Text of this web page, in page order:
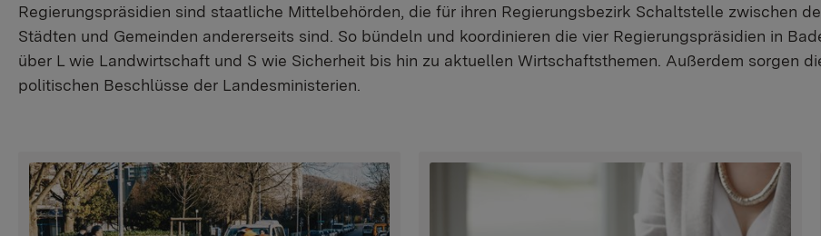
Regierungspräsidien sind staatliche Mittelbehörden, die für ihren Regierungsbezirk Schaltstelle zwischen
Städten und Gemeinden andererseits sind. So bündeln und koordinieren die vier Regierungspräsidien in
über L wie Landwirtschaft und S wie Sicherheit bis hin zu aktuellen Wirtschaftsthemen. Außerdem sorgen
politischen Beschlüsse der Landesministerien.